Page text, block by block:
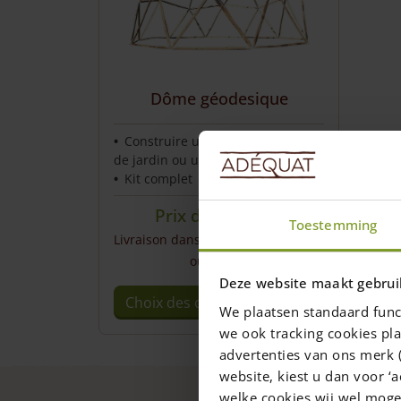
Toestemming
Deze website maakt
We plaatsen standaard
we ook tracking cookies
advertenties van ons merk
website, kiest u dan voor
welke cookies wij wel
Service et contact
Dôme géodesique
Construire une serre, un pavillon
de jardin ou un poulailler
Kit complet
Prix de
Livraison dans un délai de 10 jours
ouvrables
Choix des options